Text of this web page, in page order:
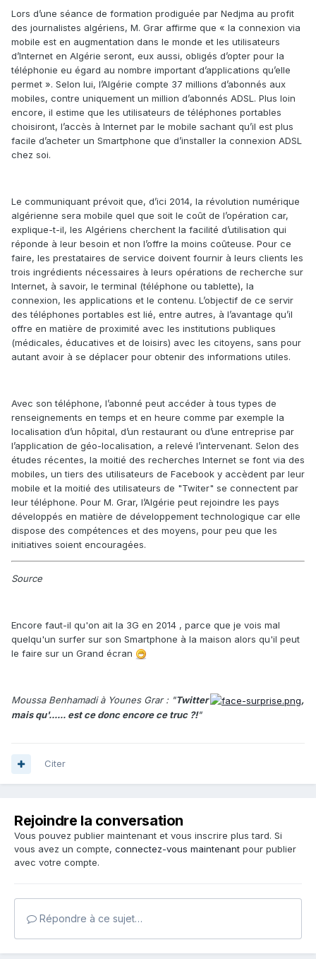
Lors d’une séance de formation prodiguée par Nedjma au profit
des journalistes algériens, M. Grar affirme que « la connexion via
mobile est en augmentation dans le monde et les utilisateurs
d’Internet en Algérie seront, eux aussi, obligés d’opter pour la
téléphonie eu égard au nombre important d’applications qu’elle
permet ». Selon lui, l’Algérie compte 37 millions d’abonnés aux
mobiles, contre uniquement un million d’abonnés ADSL. Plus loin
encore, il estime que les utilisateurs de téléphones portables
choisiront, l’accès à Internet par le mobile sachant qu’il est plus
facile d’acheter un Smartphone que d’installer la connexion ADSL
chez soi.
Le communiquant prévoit que, d’ici 2014, la révolution numérique
algérienne sera mobile quel que soit le coût de l’opération car,
explique-t-il, les Algériens cherchent la facilité d’utilisation qui
réponde à leur besoin et non l’offre la moins coûteuse. Pour ce
faire, les prestataires de service doivent fournir à leurs clients les
trois ingrédients nécessaires à leurs opérations de recherche sur
Internet, à savoir, le terminal (téléphone ou tablette), la
connexion, les applications et le contenu. L’objectif de ce servir
des téléphones portables est lié, entre autres, à l’avantage qu’il
offre en matière de proximité avec les institutions publiques
(médicales, éducatives et de loisirs) avec les citoyens, sans pour
autant avoir à se déplacer pour obtenir des informations utiles.
Avec son téléphone, l’abonné peut accéder à tous types de
renseignements en temps et en heure comme par exemple la
localisation d’un hôpital, d’un restaurant ou d’une entreprise par
l’application de géo-localisation, a relevé l’intervenant. Selon des
études récentes, la moitié des recherches Internet se font via des
mobiles, un tiers des utilisateurs de Facebook y accèdent par leur
mobile et la moitié des utilisateurs de "Twiter" se connectent par
leur téléphone. Pour M. Grar, l’Algérie peut rejoindre les pays
développés en matière de développement technologique car elle
dispose des compétences et des moyens, pour peu que les
initiatives soient encouragées.
Source
Encore faut-il qu'on ait la 3G en 2014 , parce que je vois mal
quelqu'un surfer sur son Smartphone à la maison alors qu'il peut
le faire sur un Grand écran
Moussa Benhamadi à Younes Grar : "Twitter
,
mais qu'...... est ce donc encore ce truc ?!"
Citer
Rejoindre la conversation
Vous pouvez publier maintenant et vous inscrire plus tard. Si
vous avez un compte, connectez-vous maintenant pour publier
avec votre compte.
Répondre à ce sujet…